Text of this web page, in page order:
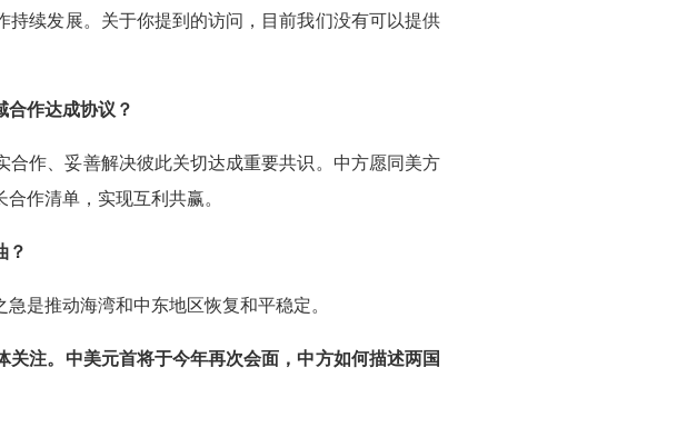
续发展。关于你提到的访问，目前我们没有可以提供
合作达成协议？
作、妥善解决彼此关切达成重要共识。中方愿同美方
作清单，实现互利共赢。
？
是推动海湾和中东地区恢复和平稳定。
注。中美元首将于今年再次会面，中方如何描述两国